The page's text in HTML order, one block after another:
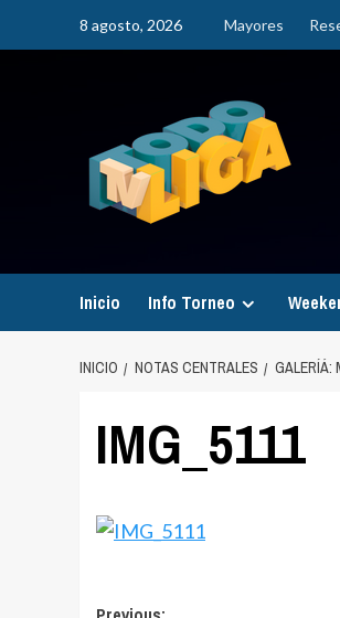
8 agosto, 2026 Mayores
Inicio Info Torneo
INICIO NOTAS CENTRALES GALERÍÁ:
IMG_5111